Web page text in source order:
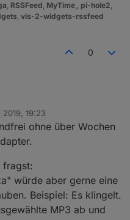
, RSSFeed, MyTime,, pi-hole2,
, vis-2-widgets-rssfeed
0
19:23
ohne über Wochen
fragst:
würde aber gerne eine
Beispiel: Es klingelt.
MP3 ab und